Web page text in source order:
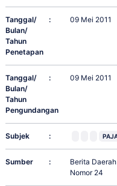
Tanggal/
Bulan/
Tahun
Penetapan
: 09 Mei 2011
Tanggal/
Bulan/
Tahun
Pengundangan
: 09 Mei 2011
Subjek :
Sumber :
Berita
Nomor 24